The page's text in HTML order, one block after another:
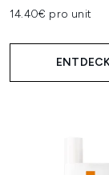
14.40€ pro unit